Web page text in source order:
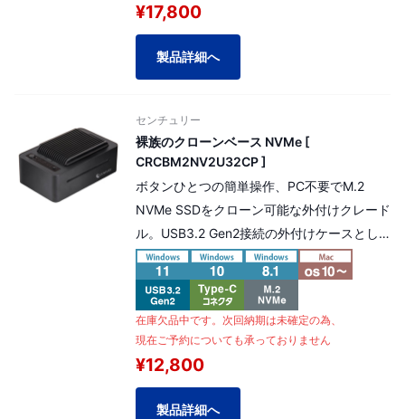
続は最大20Gbps（理論値）の高速転送。内
蔵冷却ファンとヒートシンクで冷却効率
UP。
※本製品は延長保証 選択可能商品です。
事によりプラス2年間の延長保証対応が可能
です。
¥17,800
製品詳細へ
センチュリー
裸族のクローンベース NVMe [
CRCBM2NV2U32CP ]
ボタンひとつの簡単操作、PC不要でM.2
NVMe SSDをクローン可能な外付けクレード
ル。USB3.2 Gen2接続の外付けケースとし
てもご利用可能です。
本製品は延長保証 選択可能商品です。
延長保証料金（商品金額の5%）を加算する
事によりプラス2年間の延長保証対応が可能
です。
在庫欠品中です。次回納期は未確定の為、
現在ご予約についても承っておりません
¥12,800
製品詳細へ